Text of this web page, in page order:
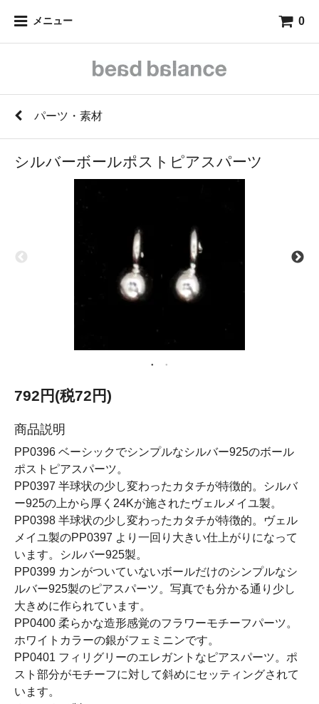
メニュー 0
パーツ・素材
シルバーボールポストピアスパーツ
792円(税72円)
商品説明
PP0396 ベーシックでシンプルなシルバー925のボール
ポストピアスパーツ。
PP0397 半球状の少し変わったカタチが特徴的。シルバ
ー925の上から厚く24Kが施されたヴェルメイユ製。
PP0398 半球状の少し変わったカタチが特徴的。ヴェル
メイユ製のPP0397 より一回り大きい仕上がりになって
います。シルバー925製。
PP0399 カンがついていないボールだけのシンプルなシ
ルバー925製のピアスパーツ。写真でも分かる通り少し
大きめに作られています。
PP0400 柔らかな造形感覚のフラワーモチーフパーツ。
ホワイトカラーの銀がフェミニンです。
PP0401 フィリグリーのエレガントなピアスパーツ。ポ
スト部分がモチーフに対して斜めにセッティングされて
います。